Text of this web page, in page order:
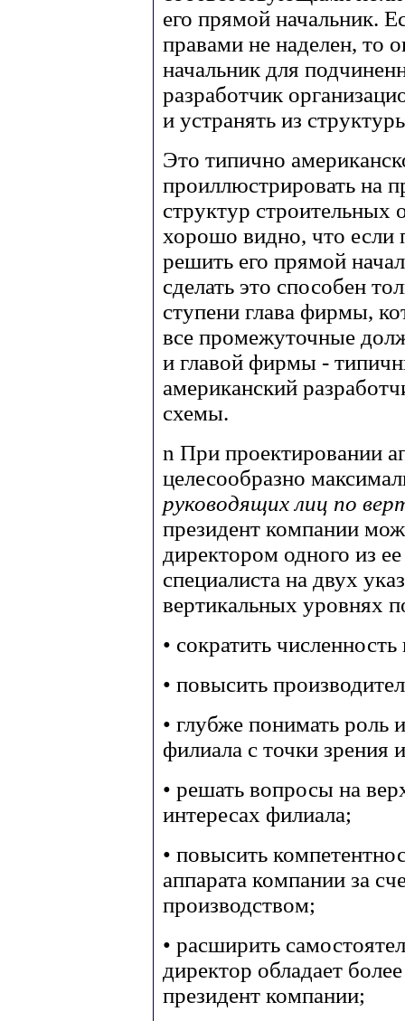
его прямой начальник.
правами не наделен, то
начальник для
разработчик
и устранять из
Это типично
проиллюстрировать на
структур строительных
хорошо видно, что если
решить его прямой
сделать это способен
ступени глава фирмы,
все промежуточные
и главой фирмы -
американский
схемы.
n При проектировании
целесообразно
руководящих лиц по
президент компании
директором одного из
специалиста на двух
вертикальных уровнях
• сократить
• повысить
• глубже понимать роль
филиала с точки зрения
• решать вопросы на
интересах филиала;
• повысить
аппарата компании за
производством;
• расширить
директор обладает
президент компании;